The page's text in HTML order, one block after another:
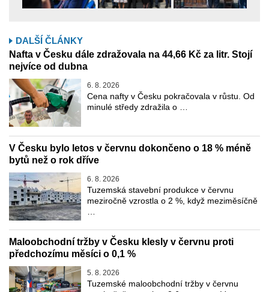
DALŠÍ ČLÁNKY
Nafta v Česku dále zdražovala na 44,66 Kč za litr. Stojí
nejvíce od dubna
6. 8. 2026
Cena nafty v Česku pokračovala v růstu. Od
minulé středy zdražila o …
V Česku bylo letos v červnu dokončeno o 18 % méně
bytů než o rok dříve
6. 8. 2026
Tuzemská stavební produkce v červnu
meziročně vzrostla o 2 %, když meziměsíčně
Maloobchodní tržby v Česku klesly v červnu proti
předchozímu měsíci o 0,1 %
5. 8. 2026
Tuzemské maloobchodní tržby v červnu